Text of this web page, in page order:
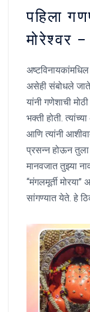
पहिला
मोरेश्वर –
असेही संबोधले जाते.
यांनी गणेशाची
भक्ती होती.
आणि त्यांनी
प्रसन्न होऊन तुला
मानवजात तुझ्या
“मंगलमूर्ती
सांगण्यात येते. हे